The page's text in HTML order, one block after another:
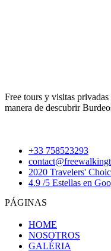
Free tours y visitas
manera de descubrir
+33 758523293
2020 Travelers'
4.9 /5 Estellas en
PÁGINAS
HOME
NOSOTROS
GALÉRIA